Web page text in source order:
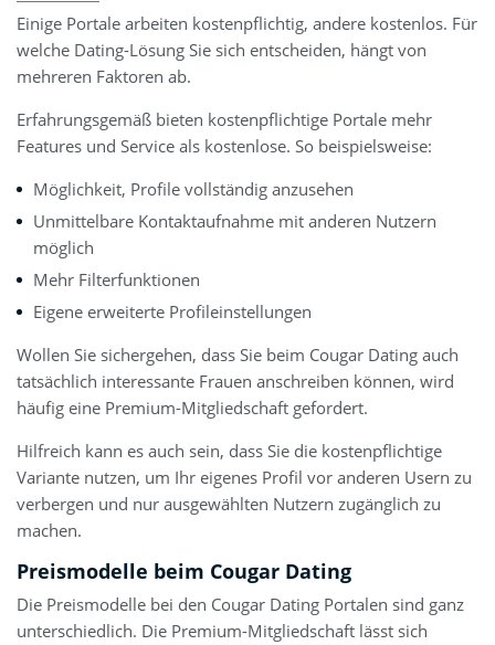
Einige Portale arbeiten kostenpflichtig, andere kostenlos. Für
welche Dating-Lösung Sie sich entscheiden, hängt von
mehreren Faktoren ab.
Erfahrungsgemäß bieten kostenpflichtige Portale mehr
Features und Service als kostenlose. So beispielsweise:
Möglichkeit, Profile vollständig anzusehen
Unmittelbare Kontaktaufnahme mit anderen Nutzern
möglich
Mehr Filterfunktionen
Eigene erweiterte Profileinstellungen
Wollen Sie sichergehen, dass Sie beim Cougar Dating auch
tatsächlich interessante Frauen anschreiben können, wird
häufig eine Premium-Mitgliedschaft gefordert.
Hilfreich kann es auch sein, dass Sie die kostenpflichtige
Variante nutzen, um Ihr eigenes Profil vor anderen Usern zu
verbergen und nur ausgewählten Nutzern zugänglich zu
machen.
Preismodelle beim Cougar Dating
Die Preismodelle bei den Cougar Dating Portalen sind ganz
unterschiedlich. Die Premium-Mitgliedschaft lässt sich